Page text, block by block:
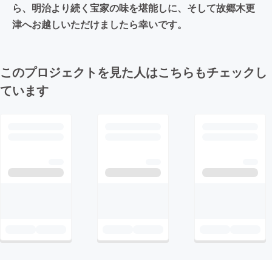
ら、明治より続く宝家の味を堪能しに、そして故郷木更
津へお越しいただけましたら幸いです。
このプロジェクトを見た人はこちらもチェックし
ています